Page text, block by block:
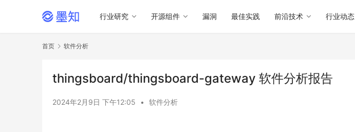
行业研究 开源组件 漏洞 最佳实践 前沿技术 行业动态
首页 软件分析
thingsboard/thingsboard-gateway 软件分析报告
2024年2月9日 下午12:05 • 软件分析